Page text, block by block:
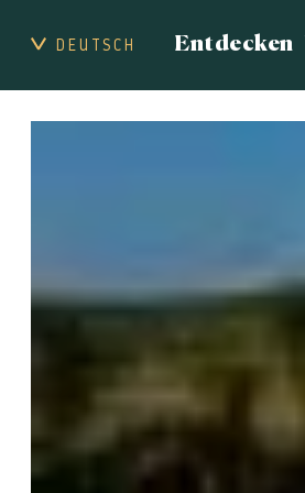
DEUTSCH Entdecken